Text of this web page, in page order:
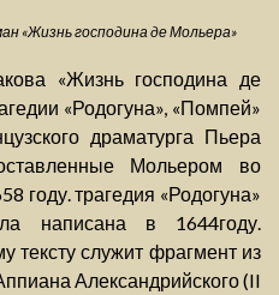
«Жизнь господина де Мольера»
«Жизнь господина де
«Родогуна», «Помпей»
драматурга Пьера
Мольером во
году. трагедия «Родогуна»
написана в 1644году.
тексту служит фрагмент из
Александрийского (II